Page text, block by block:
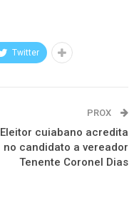
Twitter
PROX
Eleitor cuiabano acredita
no candidato a vereador
Tenente Coronel Dias